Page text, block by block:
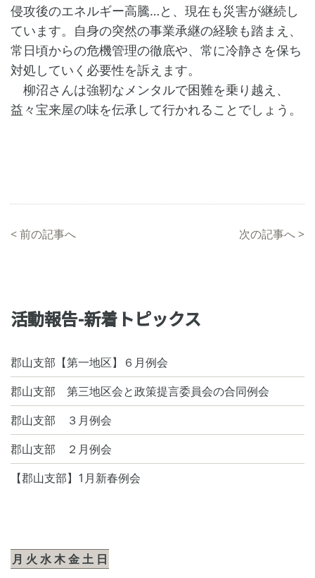
侵攻後のエネルギー高騰…と、現在も災害が継続し
ています。自身の突然の事業承継の経験も踏まえ、
常日頃からの危機管理の徹底や、常に冷静さを保ち
対処していく必要性を訴えます。
柳沼さんは強靭なメンタルで困難を乗り越え、
益々宝来屋の味を伝承して行かれることでしょう。
<前の記事へ 次の記事へ>
活動報告-新着トピックス
郡山支部【第一地区】６月例会
郡山支部 第三地区会と政策提言委員会の合同例会
郡山支部 ３月例会
郡山支部 ２月例会
【郡山支部】1月新春例会
月 火 水木金土 日